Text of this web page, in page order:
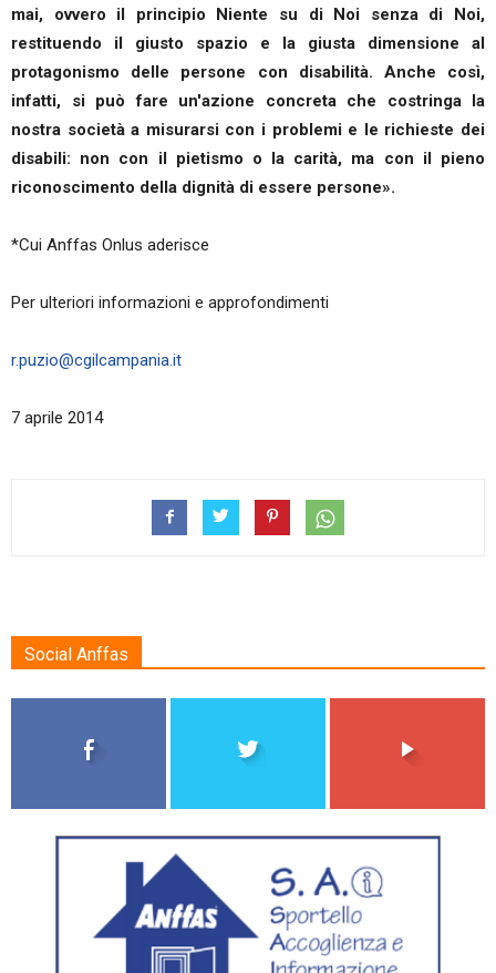
mai, ovvero il principio Niente su di Noi senza di Noi,
restituendo il giusto spazio e la giusta dimensione al
protagonismo delle persone con disabilità. Anche così,
infatti, si può fare un'azione concreta che costringa la
nostra società a misurarsi con i problemi e le richieste dei
disabili: non con il pietismo o la carità, ma con il pieno
riconoscimento della dignità di essere persone».
*Cui Anffas Onlus aderisce
Per ulteriori informazioni e approfondimenti
r.puzio@cgilcampania.it
7 aprile 2014
Social Anffas